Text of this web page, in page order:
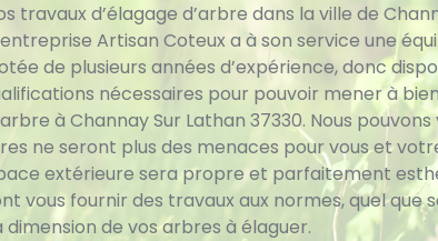
travaux d’élagage d’arbre dans la ville de
Artisan Coteux a à son service une
de plusieurs années d’expérience, donc
nécessaires pour pouvoir mener à
à Channay Sur Lathan 37330. Nous pouvons
ne seront plus des menaces pour vous et
extérieure sera propre et parfaitement
vous fournir des travaux aux normes, quel que
de vos arbres à élaguer.